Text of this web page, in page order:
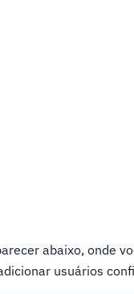
abaixo, onde
usuários